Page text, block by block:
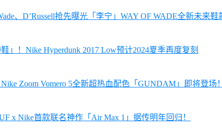
、D’Russell抢先曝光「李宁」WAY OF WADE全新未来鞋
」！Nike Hyperdunk 2017 Low预计2024夏季再度复刻
Zoom Vomero 5全新超热血配色「GUNDAM」即将登场！
x Nike首款联名神作「Air Max 1」据传明年回归！